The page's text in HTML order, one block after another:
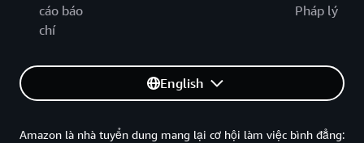
cáo báo
chí
Pháp lý
English
Amazon là nhà tuyển dung mang lại cơ hội làm việc bình đẳng: